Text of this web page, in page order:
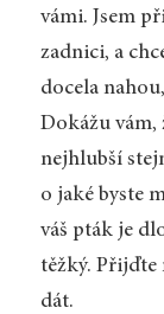
vámi. Jsem
zadnici, a
docela
Dokážu vám,
nejhlubší
o jaké byste
váš pták je
těžký. Přijďte
dát.